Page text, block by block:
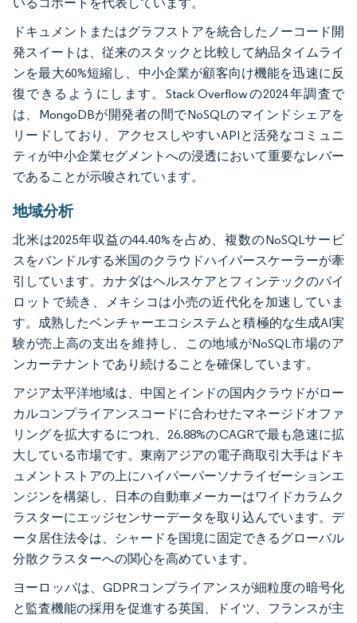
ドキュメントまたはグラフストアを統合したノーコード開
発スイートは、従来のスタックと比較して納品タイムライ
ンを最大60%短縮し、中小企業が顧客向け機能を迅速に反
復できるようにします。Stack Overflowの2024年調査で
は、MongoDBが開発者の間でNoSQLのマインドシェアを
リードしており、アクセスしやすいAPIと活発なコミュニ
ティが中小企業セグメントへの浸透において重要なレバー
であることが示唆されています。
地域分析
北米は2025年収益の44.40%を占め、複数のNoSQLサービ
スをバンドルする米国のクラウドハイパースケーラーが牽
引しています。カナダはヘルスケアとフィンテックのパイ
ロットで続き、メキシコは小売の近代化を加速していま
す。成熟したベンチャーエコシステムと積極的な生成AI実
験が売上高の支出を維持し、この地域がNoSQL市場のア
ンカーテナントであり続けることを確保しています。
アジア太平洋地域は、中国とインドの国内クラウドがロー
カルコンプライアンスコードに合わせたマネージドオファ
リングを拡大するにつれ、26.88%のCAGRで最も急速に拡
大している市場です。東南アジアの電子商取引大手はドキ
ュメントストアの上にハイパーパーソナライゼーションエ
ンジンを構築し、日本の自動車メーカーはワイドカラムク
ラスターにエッジセンサーデータを取り込んでいます。デ
ータ居住法令は、シャードを国境に固定できるグローバル
分散クラスターへの関心を高めています。
ヨーロッパは、GDPRコンプライアンスが細粒度の暗号化
と監査機能の採用を促進する英国、ドイツ、フランスが主